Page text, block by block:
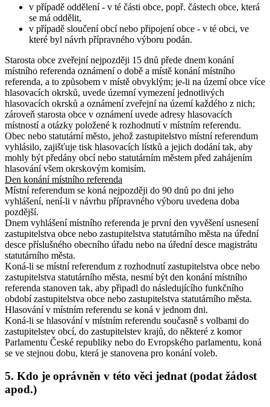
v případě oddělení - v té části obce, popř. částech obce, která
se má oddělit,
v případě sloučení obcí nebo připojení obce - v té obci, ve
které byl návrh přípravného výboru podán.
Starosta obce zveřejní nejpozději 15 dnů přede dnem konání
místního referenda oznámení o době a místě konání místního
referenda, a to způsobem v místě obvyklým; je-li na území obce více
hlasovacích okrsků, uvede územní vymezení jednotlivých
hlasovacích okrsků a oznámení zveřejní na území každého z nich;
zároveň starosta obce v oznámení uvede adresy hlasovacích
místností a otázky položené k rozhodnutí v místním referendu.
Obec nebo statutární město, jehož zastupitelstvo místní referendum
vyhlásilo, zajišťuje tisk hlasovacích lístků a jejich dodání tak, aby
mohly být předány obcí nebo statutárním městem před zahájením
hlasování všem okrskovým komisím.
Den konání místního referenda
Místní referendum se koná nejpozději do 90 dnů po dni jeho
vyhlášení, není-li v návrhu přípravného výboru uvedena doba
pozdější.
Dnem vyhlášení místního referenda je první den vyvěšení usnesení
zastupitelstva obce nebo zastupitelstva statutárního města na úřední
desce příslušného obecního úřadu nebo na úřední desce magistrátu
statutárního města.
Koná-li se místní referendum z rozhodnutí zastupitelstva obce nebo
zastupitelstva statutárního města, nesmí být den konání místního
referenda stanoven tak, aby připadl do následujícího funkčního
období zastupitelstva obce nebo zastupitelstva statutárního města.
Hlasování v místním referendu se koná v jednom dni.
Koná-li se hlasování v místním referendu současně s volbami do
zastupitelstev obcí, do zastupitelstev krajů, do některé z komor
Parlamentu České republiky nebo do Evropského parlamentu, koná
se ve stejnou dobu, která je stanovena pro konání voleb.
5. Kdo je oprávněn v této věci jednat (podat žádost
apod.)